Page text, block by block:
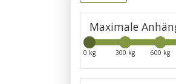
Maximale
0 kg 300 kg 600 kg